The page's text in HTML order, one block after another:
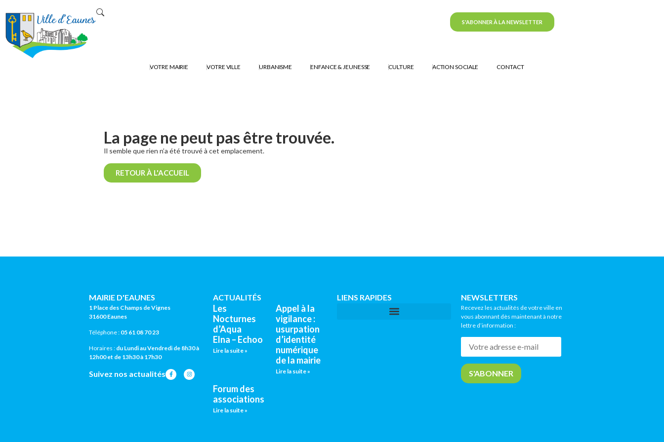
VOTRE MAIRIE VOTRE VILLE URBANISME ENFANCE & JEUNESSE CULTURE ACTION SOCIALE CONTACT
S'ABONNER À LA NEWSLETTER
La page ne peut pas être trouvée.
Il semble que rien n’a été trouvé à cet emplacement.
RETOUR À L'ACCUEIL
MAIRIE D'EAUNES
1 Place des Champs de Vignes
31600 Eaunes
Téléphone : 05 61 08 70 23
Horaires : du Lundi au Vendredi de 8h30 à
12h00 et de 13h30 à 17h30
Suivez nos actualités
ACTUALITÉS
Les
Nocturnes
d’Aqua
Elna – Echoo
Lire la suite »
Appel à la
vigilance :
usurpation
d’identité
numérique
de la mairie
Lire la suite »
Forum des
associations
Lire la suite »
LIENS RAPIDES NEWSLETTERS
Recevez les actualités de votre ville en
vous abonnant dès maintenant à notre
lettre d’information :